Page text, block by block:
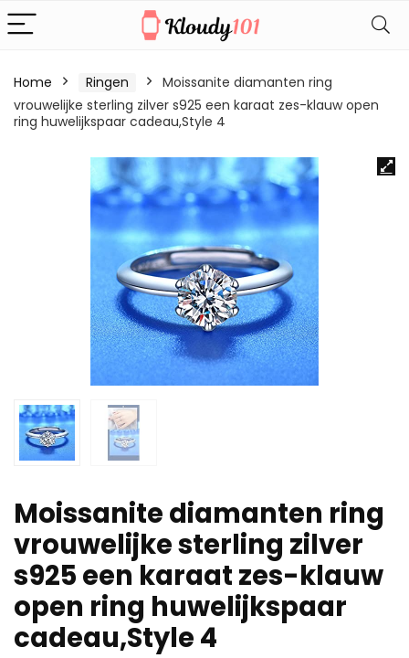
Home Ringen
Moissanite diamanten ring
vrouwelijke sterling zilver s925 een karaat zes-klauw open
ring huwelijkspaar cadeau,Style 4
Moissanite diamanten ring
vrouwelijke sterling zilver
s925 een karaat zes-klauw
open ring huwelijkspaar
cadeau,Style 4